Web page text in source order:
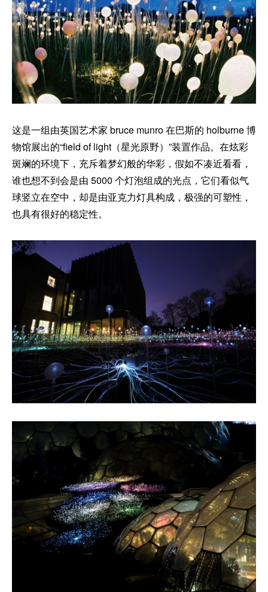
这是一组由英国艺术家 bruce munro 在巴斯的 holburne 博
物馆展出的“field of light（星光原野）”装置作品。在炫彩
斑斓的环境下，充斥着梦幻般的华彩，假如不凑近看看，
谁也想不到会是由 5000 个灯泡组成的光点，它们看似气
球竖立在空中，却是由亚克力灯具构成，极强的可塑性，
也具有很好的稳定性。